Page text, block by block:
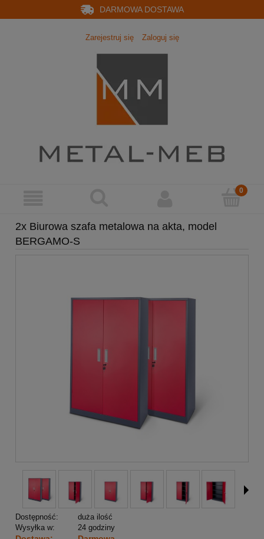
DARMOWA DOSTAWA
Zarejestruj się Zaloguj się
2x Biurowa szafa metalowa na akta, model
BERGAMO-S
Dostępność:
duża ilość
Wysyłka w:
24 godziny